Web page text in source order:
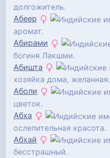
долгожитель.
Абеер
аромат.
Абирами
богиня Лакшми.
Абишта
хозяйка дома, желанная.
Аболи
цветок.
Абха
ослепительная красота.
Абхай
бесстрашный.